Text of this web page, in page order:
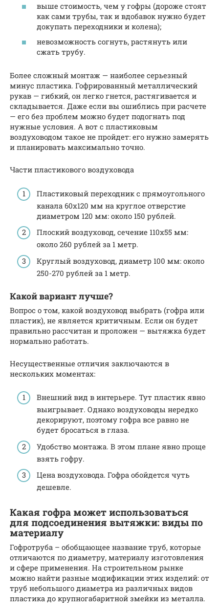
выше стоимость, чем у гофры (дороже стоят
как сами трубы, так и вдобавок нужно будет
докупать переходники и колена);
невозможность согнуть, растянуть или
сжать трубу.
Более сложный монтаж — наиболее серьезный
минус пластика. Гофрированный металлический
рукав — гибкий, он легко гнется, растягивается и
складывается. Даже если вы ошиблись при расчете
— его без проблем можно будет подогнать под
нужные условия. А вот с пластиковым
воздуховодом такое не пройдет: его нужно замерять
и планировать максимально точно.
Части пластикового воздуховода
Пластиковый переходник с прямоугольного
канала 60х120 мм на круглое отверстие
диаметром 120 мм: около 150 рублей.
Плоский воздуховод, сечение 110х55 мм:
около 260 рублей за 1 метр.
Круглый воздуховод, диаметр 100 мм: около
250-270 рублей за 1 метр.
Какой вариант лучше?
Вопрос о том, какой воздуховод выбрать (гофра или
пластик), не является критичным. Если он будет
правильно рассчитан и проложен — вытяжка будет
нормально работать.
Несущественные отличия заключаются в
нескольких моментах:
Внешний вид в интерьере. Тут пластик явно
выигрывает. Однако воздуховоды нередко
декорируют, поэтому гофра все равно не
будет бросаться в глаза.
Удобство монтажа. В этом плане явно проще
взять гофру.
Цена воздуховода. Гофра обойдется чуть
дешевле.
Какая гофра может использоваться
для подсоединения вытяжки: виды по
материалу
Гофротруба – обобщающее название труб, которые
отличаются по диаметру, материалу изготовления
и сфере применения. На строительном рынке
можно найти разные модификации этих изделий: от
труб небольшого диаметра из различных видов
пластика до крупногабаритной змейки из металла.